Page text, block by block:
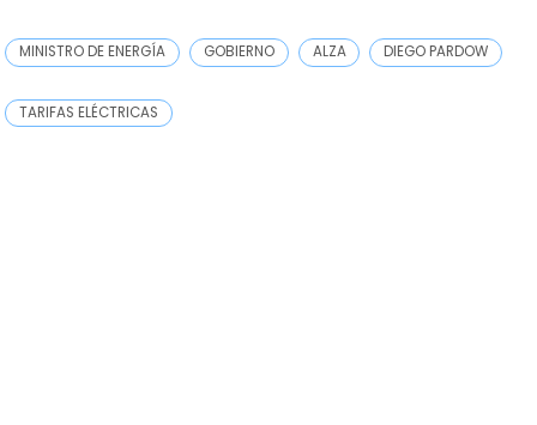
MINISTRO DE ENERGÍA GOBIERNO ALZA DIEGO PARDOW
TARIFAS ELÉCTRICAS